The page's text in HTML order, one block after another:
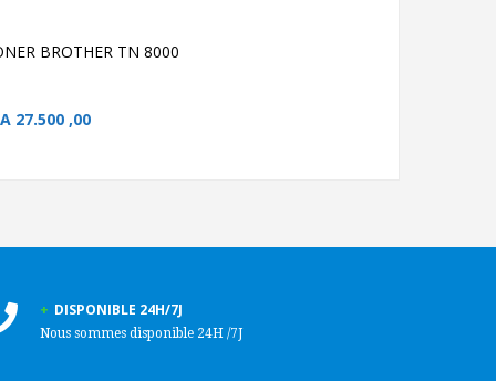
BROTHER TN 8000
27.500 ,00
DISPONIBLE 24H/7J
Nous sommes disponible 24H /7J